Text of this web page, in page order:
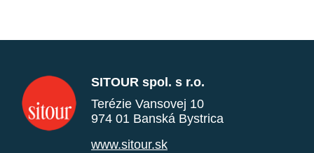
SITOUR spol. s r.o.
Terézie Vansovej 10
974 01 Banská Bystrica
www.sitour.sk